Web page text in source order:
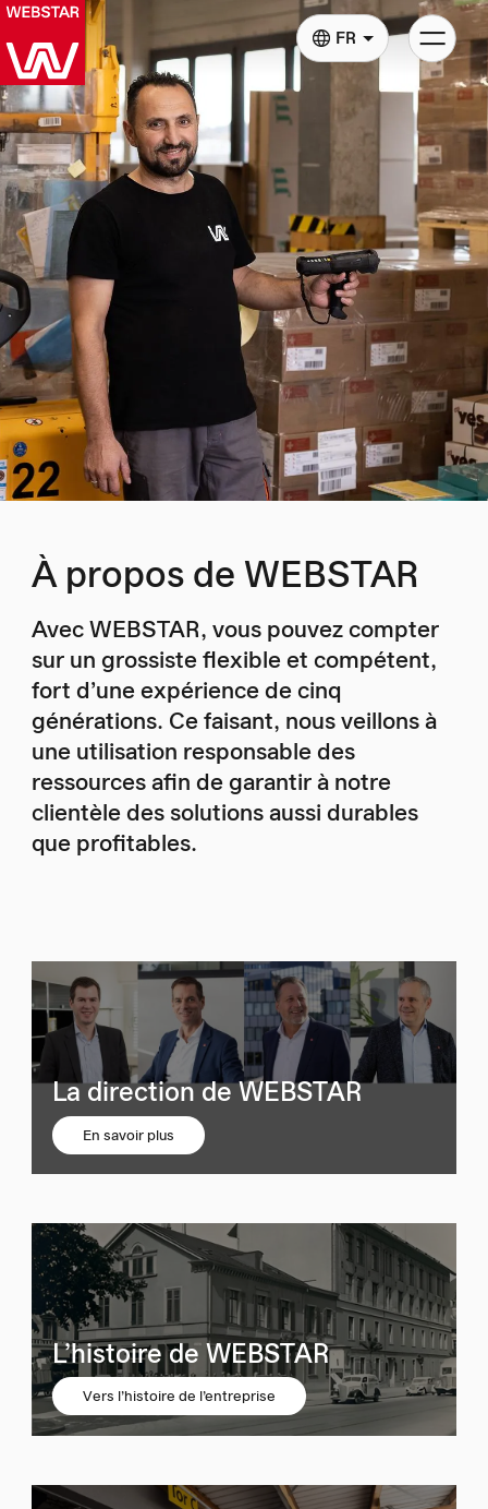
FR
Basculer
la
À propos de WEBSTAR
Avec WEBSTAR, vous pouvez compter
sur un grossiste flexible et compétent,
fort d’une expérience de cinq
générations. Ce faisant, nous veillons à
une utilisation responsable des
ressources afin de garantir à notre
clientèle des solutions aussi durables
que profitables.
La direction de WEBSTAR
En savoir plus
L’histoire de WEBSTAR
Vers l’histoire de l’entreprise